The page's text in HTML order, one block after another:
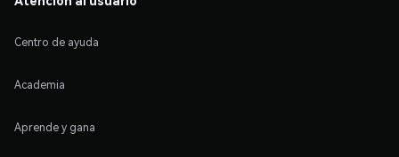
Centro de ayuda
Academia
Aprende y gana